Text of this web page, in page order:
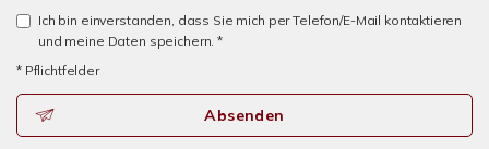
Ich bin einverstanden, dass Sie mich per Telefon/E-Mail kontaktieren
und meine Daten speichern. *
* Pflichtfelder
Absenden